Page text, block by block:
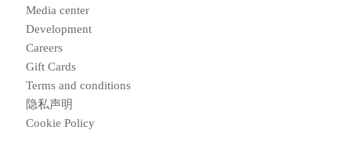
Media center
Development
Careers
Gift Cards
Terms and conditions
隐私声明
Cookie Policy